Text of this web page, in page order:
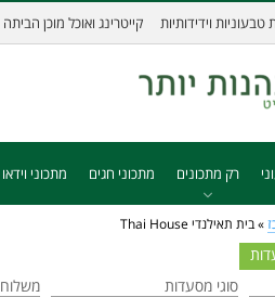
וידידותיות קייטרינג ואוכל מוכן הביתה
רק מתכונים מתכוני חגים מתכוני וידאו
»בית תאילנדי Thai House
סוגי מסעדות משלוח